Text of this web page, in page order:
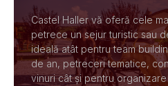
Castel Haller vă oferă cele
petrece un sejur turistic sau
ideală atât pentru team
de an, petreceri tematice,
vinuri cât și pentru